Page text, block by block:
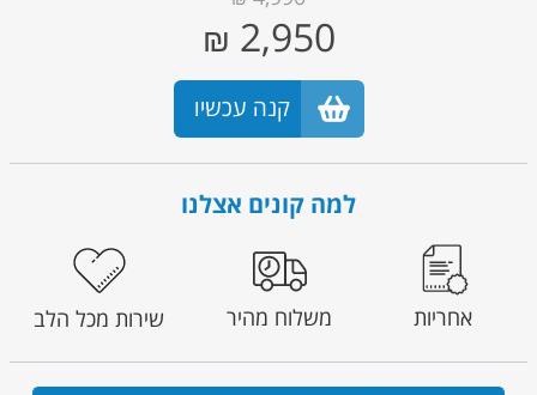
2,950
₪
קנה עכשיו
למה קונים אצלנו
אחריות משלוח מהיר שירות מכל הלב